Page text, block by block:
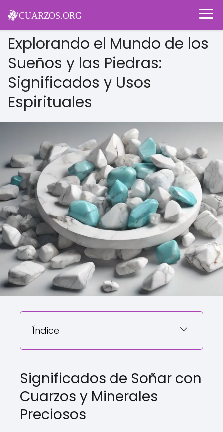
Explorando el Mundo de los
Sueños y las Piedras:
Significados y Usos
Espirituales
Índice
Significados de Soñar con
Cuarzos y Minerales
Preciosos